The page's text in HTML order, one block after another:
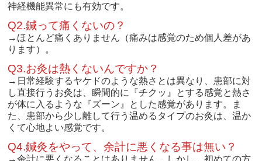
神経機能異常にも有効です。
Q2.鍼って痛くないの？
→ほとんど痛くありません（痛みは感覚のため個人差があ
ります）。
Q3.お灸は熱くないんですか？
→日常経験するヤケドのような熱さとは異なり、患部に対
し直接行うお灸は、瞬間的に『チクッ』とする感覚と熱さ
が体に入るような『ズーン』とした感覚があります。ま
た、患部から少し離して行う温めるタイプのお灸は、温か
くて心地よい感覚です。
Q4.鍼灸をやって、余計に悪くなる事は無い？
→余計に悪くなることはありません。しかし、初めての方